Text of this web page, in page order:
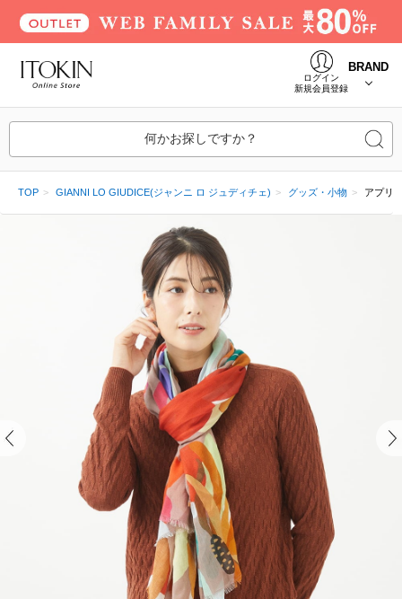
ログイン
新規会員登録
BRAND
何かお探しですか？
TOP GIANNI LO GIUDICE(ジャンニ ロ ジュディチェ) グッズ・小物 アプリ